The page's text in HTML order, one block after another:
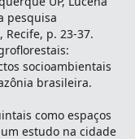
pesquisa
Recife, p. 23-37.
socioambientais
brasileira.
como espaços
estudo na cidade